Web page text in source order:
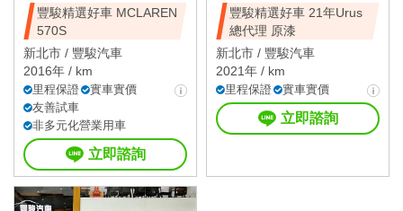
豐駿精選好車 MCLAREN
570S
新北市 / 豐駿汽車
2016年 / km
里程保證
實車實價
友善試車
非多元化營業用車
立即諮詢
豐駿精選好車 21年Urus
總代理 原漆
新北市 / 豐駿汽車
2021年 / km
里程保證 實車實價
立即諮詢